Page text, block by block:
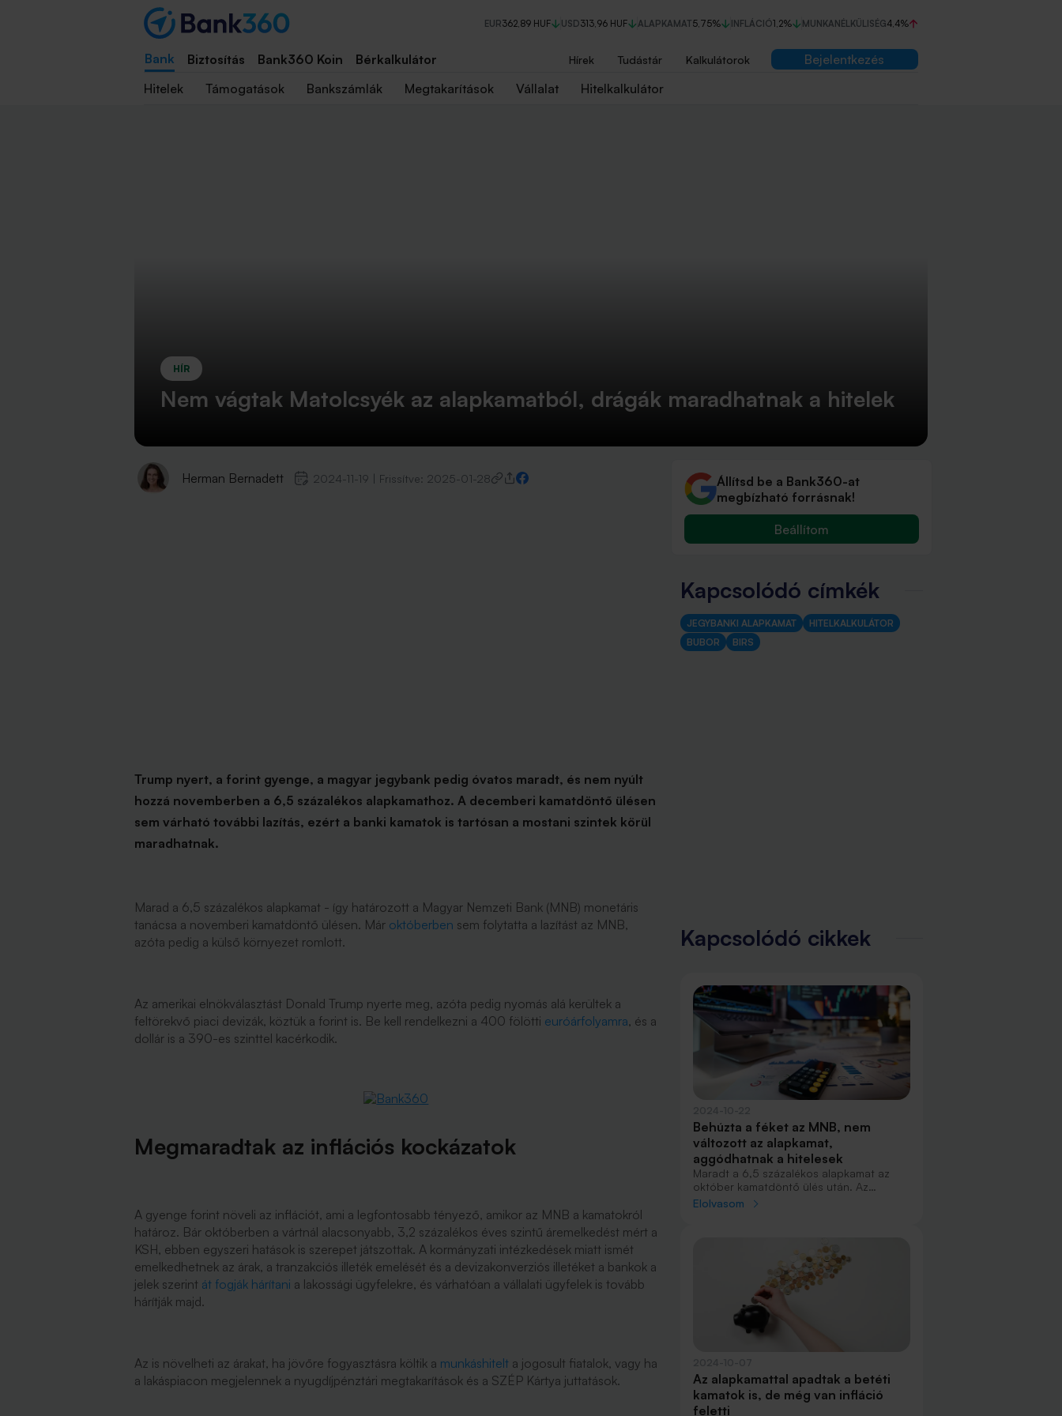
EUR362,89 HUF USD313,96 HUF ALAPKAMAT5,75% INFLÁCIÓ1,2% MUNKANÉLKÜLISÉG4,4%
Bank Biztosítás Bank360 Koin Bérkalkulátor Hírek Tudástár Kalkulátorok
Bejelentkezés
Hitelek
Támogatások Bankszámlák Megtakarítások Vállalat Hitelkalkulátor
HÍR
Nem vágtak Matolcsyék az alapkamatból, drágák maradhatnak a hitelek
Herman Bernadett 2024-11-19 Frissítve: 2025-01-28
Trump nyert, a forint gyenge, a magyar jegybank pedig óvatos maradt, és nem nyúlt
hozzá novemberben a 6,5 százalékos alapkamathoz. A decemberi kamatdöntő ülésen
sem várható további lazítás, ezért a banki kamatok is tartósan a mostani szintek körül
maradhatnak.
Marad a 6,5 százalékos alapkamat - így határozott a Magyar Nemzeti Bank (MNB) monetáris
tanácsa a novemberi kamatdöntő ülésen. Már októberben sem folytatta a lazítást az MNB,
azóta pedig a külső környezet romlott.
Az amerikai elnökválasztást Donald Trump nyerte meg, azóta pedig nyomás alá kerültek a
feltörekvő piaci devizák, köztük a forint is. Be kell rendelkezni a 400 fölötti euróárfolyamra, és a
dollár is a 390-es szinttel kacérkodik.
Megmaradtak az inflációs kockázatok
A gyenge forint növeli az inflációt, ami a legfontosabb tényező, amikor az MNB a kamatokról
határoz. Bár októberben a vártnál alacsonyabb, 3,2 százalékos éves szintű áremelkedést mért a
KSH, ebben egyszeri hatások is szerepet játszottak. A kormányzati intézkedések miatt ismét
emelkedhetnek az árak, a tranzakciós illeték emelését és a devizakonverziós illetéket a bankok a
jelek szerint át fogják hárítani a lakossági ügyfelekre, és várhatóan a vállalati ügyfelek is tovább
hárítják majd.
Az is növelheti az árakat, ha jövőre fogyasztásra költik a munkáshitelt a jogosult fiatalok, vagy ha
a lakáspiacon megjelennek a nyugdíjpénztári megtakarítások és a SZÉP Kártya juttatások.
Állítsd be a Bank360-at
megbízható forrásnak!
Beállítom
Kapcsolódó címkék
JEGYBANKI ALAPKAMAT
HITELKALKULÁTOR
BUBOR
BIRS
Kapcsolódó cikkek
Behúzta a féket az MNB, nem
változott az alapkamat,
aggódhatnak a hitelesek
Maradt a 6,5 százalékos alapkamat az
október kamatdöntő ülés után. Az
inflációs kockázatok fokozódtak, a forint
Elolvasom
Az alapkamattal apadtak a betéti
kamatok is, de még van infláció
feletti